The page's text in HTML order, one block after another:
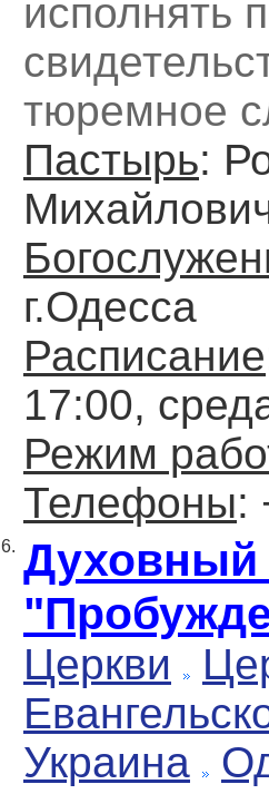
исполнять
тюремное
Пастырь:
г.Одесса
Расписание
17:00,
Режим
Телефоны:
6. Духовный
Церкви
Украина